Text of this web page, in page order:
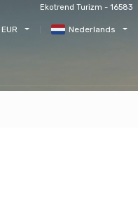
Ekotrend Turizm - 16583
EUR Nederlands